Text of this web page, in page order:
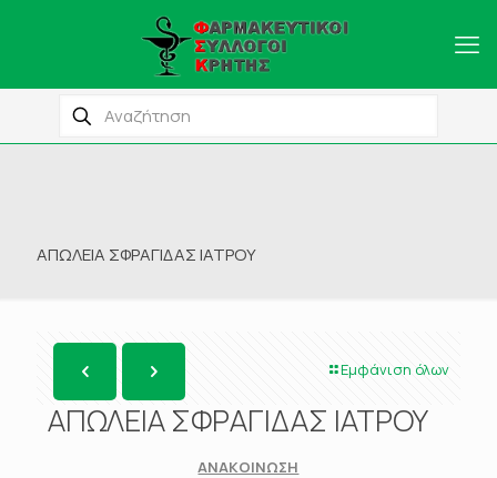
ΑΠΩΛΕΙΑ ΣΦΡΑΓΙΔΑΣ ΙΑΤΡΟΥ
Εμφάνιση όλων
ΑΠΩΛΕΙΑ ΣΦΡΑΓΙΔΑΣ ΙΑΤΡΟΥ
ΑΝΑΚΟΙΝΩΣΗ